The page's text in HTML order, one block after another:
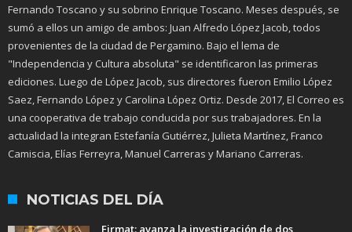
Fernando Toscano y su sobrino Enrique Toscano. Meses después, se
sumó a ellos un amigo de ambos: Juan Alfredo López Jacob, todos
provenientes de la ciudad de Pergamino. Bajo el lema de
"Independencia y Cultura absoluta" se identificaron las primeras
ediciones. Luego de López Jacob, sus directores fueron Emilio López
Saez, Fernando López y Carolina López Ortiz. Desde 2017, El Correo es
una cooperativa de trabajo conducida por sus trabajadores. En la
actualidad la integran Estefanía Gutiérrez, Julieta Martínez, Franco
Camiscia, Elías Ferreyra, Manuel Carreras y Mariano Carreras.
NOTICIAS DEL DÍA
Firmat: avanza la investigación de dos